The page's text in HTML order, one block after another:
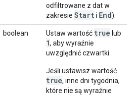
odfiltrowane z dat w
zakresie Starti End).
boolean Ustaw wartość true lub
1, aby wyraźnie
uwzględnić czwartki.
Jeśli ustawisz wartość
true, inne dni tygodnia,
które nie są wyraźnie